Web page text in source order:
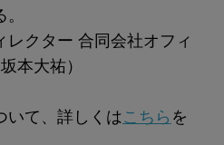
レクター 合同会社オフィ
本大祐）
いて、詳しくは こちら を